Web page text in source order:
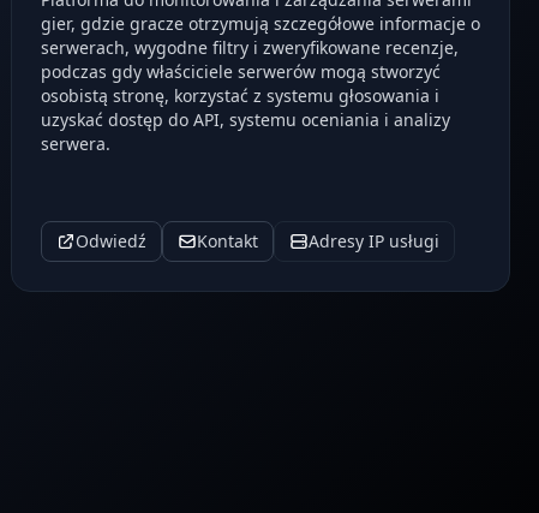
gier, gdzie gracze otrzymują szczegółowe informacje o
serwerach, wygodne filtry i zweryfikowane recenzje,
podczas gdy właściciele serwerów mogą stworzyć
osobistą stronę, korzystać z systemu głosowania i
uzyskać dostęp do API, systemu oceniania i analizy
serwera.
Odwiedź Kontakt Adresy IP usługi